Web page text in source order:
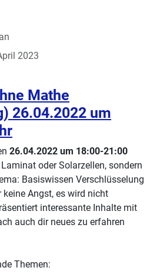
2023
Mathe
26.04.2022 um
26.04.2022 um 18:00-21:00
oder Solarzellen, sondern
Basiswissen Verschlüsselung
Angst, es wird nicht
interessante Inhalte mit
auch dir neues zu erfahren
Themen: